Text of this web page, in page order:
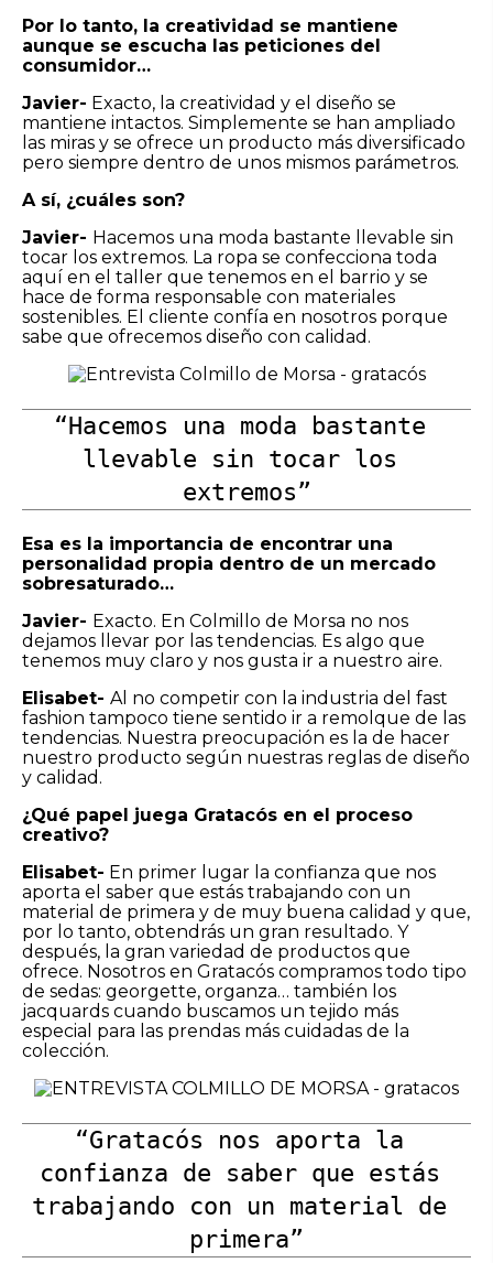
Por lo tanto, la creatividad se mantiene
aunque se escucha las peticiones del
consumidor…
Javier- Exacto, la creatividad y el diseño se
mantiene intactos. Simplemente se han ampliado
las miras y se ofrece un producto más diversificado
pero siempre dentro de unos mismos parámetros.
A sí, ¿cuáles son?
Javier- Hacemos una moda bastante llevable sin
tocar los extremos. La ropa se confecciona toda
aquí en el taller que tenemos en el barrio y se
hace de forma responsable con materiales
sostenibles. El cliente confía en nosotros porque
sabe que ofrecemos diseño con calidad.
“Hacemos una moda bastante
llevable sin tocar los
extremos”
Esa es la importancia de encontrar una
personalidad propia dentro de un mercado
sobresaturado…
Javier- Exacto. En Colmillo de Morsa no nos
dejamos llevar por las tendencias. Es algo que
tenemos muy claro y nos gusta ir a nuestro aire.
Elisabet- Al no competir con la industria del fast
fashion tampoco tiene sentido ir a remolque de las
tendencias. Nuestra preocupación es la de hacer
nuestro producto según nuestras reglas de diseño
y calidad.
¿Qué papel juega Gratacós en el proceso
creativo?
Elisabet- En primer lugar la confianza que nos
aporta el saber que estás trabajando con un
material de primera y de muy buena calidad y que,
por lo tanto, obtendrás un gran resultado. Y
después, la gran variedad de productos que
ofrece. Nosotros en Gratacós compramos todo tipo
de sedas: georgette, organza… también los
jacquards cuando buscamos un tejido más
especial para las prendas más cuidadas de la
colección.
“Gratacós nos aporta la
confianza de saber que estás
trabajando con un material de
primera”